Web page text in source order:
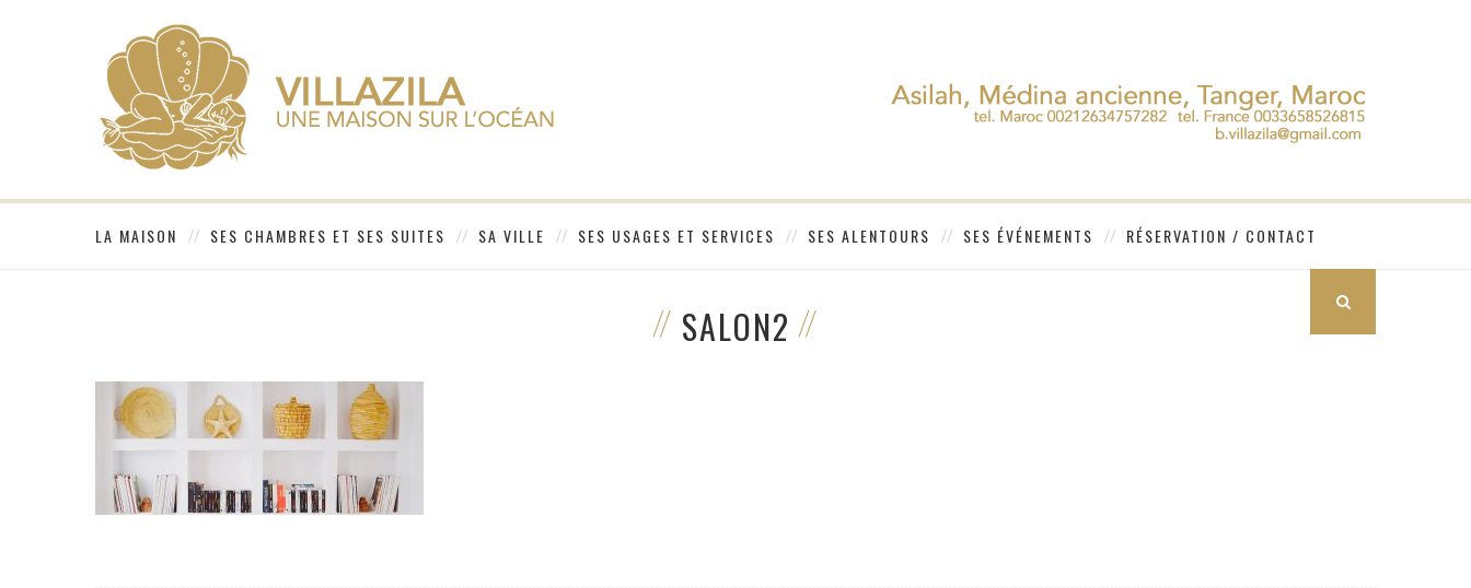
LA MAISON SES CHAMBRES ET SES SUITES SA VILLE SES USAGES ET SERVICES SES ALENTOURS SES ÉVÉNEMENTS RÉSERVATION / CONTACT
SALON2